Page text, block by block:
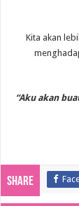
Kita akan
“Aku akan
Share